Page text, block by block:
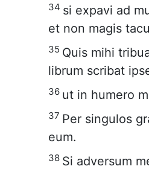
34 si expavi ad
et non magis
35 Quis mihi
librum scribat
36 ut in humero
37 Per singulos
eum.
38 Si adversum